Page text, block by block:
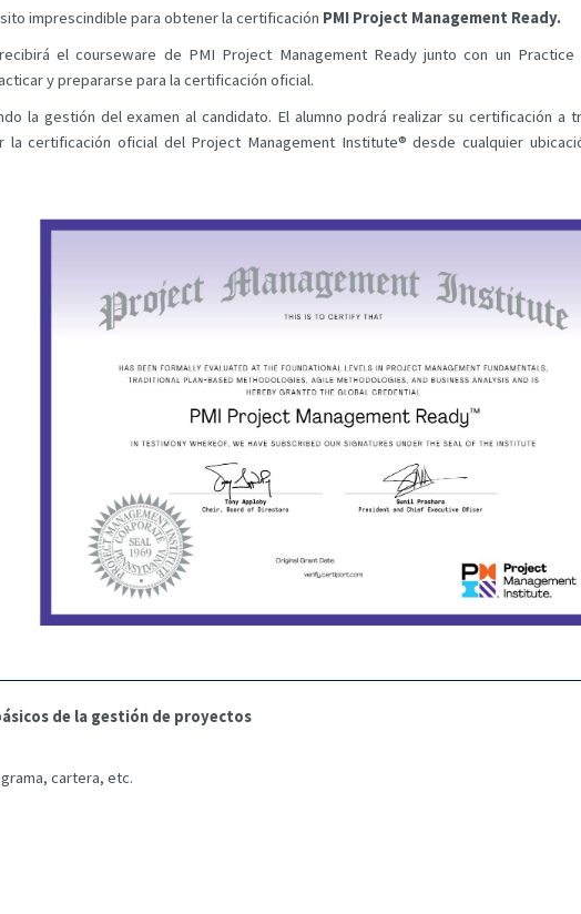
imprescindible para obtener la certificación PMI Project Management Ready.
el courseware de PMI Project Management Ready junto con un Practice
y prepararse para la certificación oficial.
la gestión del examen al candidato. El alumno podrá realizar su certificación a
la certificación oficial del Project Management Institute® desde cualquier
de la gestión de proyectos
cartera, etc.